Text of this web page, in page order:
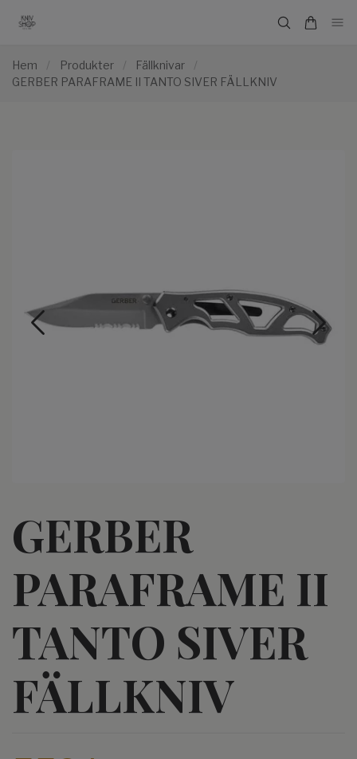
Hem / Produkter / Fällknivar
/
GERBER PARAFRAME II TANTO SIVER FÄLLKNIV
GERBER
PARAFRAME II
TANTO SIVER
FÄLLKNIV